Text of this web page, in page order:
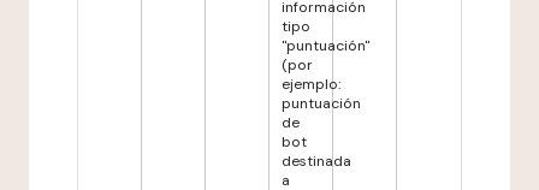
información
tipo
"puntuación"
(por
ejemplo:
puntuación
de
bot
destinada
a